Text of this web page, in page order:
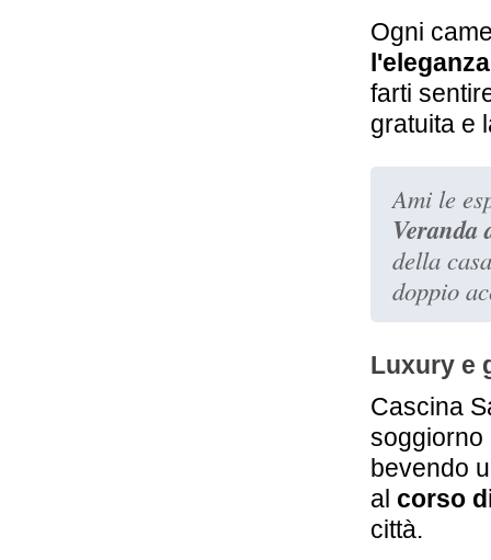
Ogni
farti
gratuita e
Ami le
Veranda
della
doppio
Luxury e
Cascina
bevendo
al corso
città.